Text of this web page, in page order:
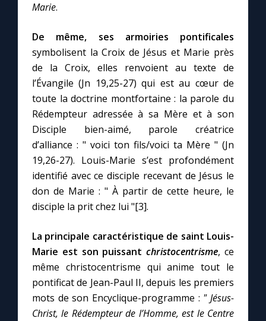
Marie.
De même, ses armoiries pontificales
symbolisent la Croix de Jésus et Marie près
de la Croix, elles renvoient au texte de
l’Évangile (Jn 19,25-27) qui est au cœur de
toute la doctrine montfortaine : la parole du
Rédempteur adressée à sa Mère et à son
Disciple bien-aimé, parole créatrice
d’alliance : " voici ton fils/voici ta Mère " (Jn
19,26-27). Louis-Marie s’est profondément
identifié avec ce disciple recevant de Jésus le
don de Marie : " À partir de cette heure, le
disciple la prit chez lui "[3].
La principale caractéristique de saint Louis-
Marie est son puissantchristocentrisme, ce
même christocentrisme qui anime tout le
pontificat de Jean-Paul II, depuis les premiers
mots de son Encyclique-programme : " Jésus-
Christ, le Rédempteur de l’Homme, est le Centre